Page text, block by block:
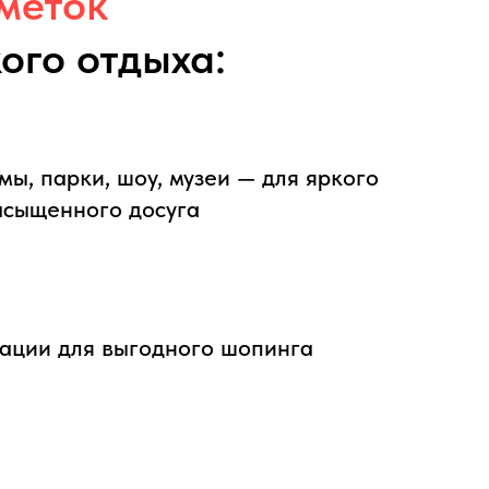
отдыха:
парки, шоу, музеи — для яркого
досуга
для выгодного шопинга